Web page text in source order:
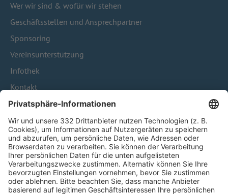
Wer wir sind & wofür wir stehen
Geschäftsstellen und Ansprechpartner
Sponsoring
Vereinsunterstützung
Infothek
Kontakt
HÄUFIG BESUCHTE SEITEN
Pässe und Vereinswechsel
Trainerausbildung
Schulungsangebot Vereinsmitarbeiter
BFV-Geschäftsstellen